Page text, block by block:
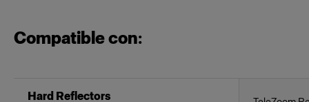
Compatible con:
Hard Reflectors